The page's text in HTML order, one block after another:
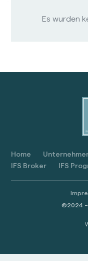
Es wurden
Home
IFS Broker
IFS
©2024 –